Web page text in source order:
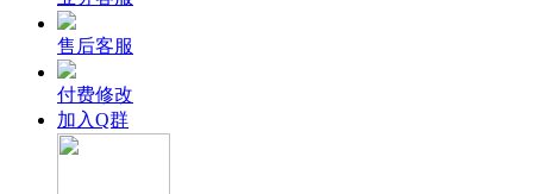
售后客服
付费修改
加入Q群